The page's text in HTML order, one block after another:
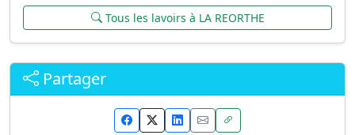
Tous les lavoirs à LA REORTHE
Partager